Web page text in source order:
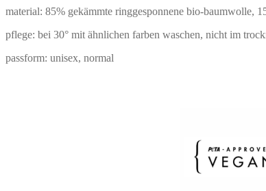
material: 85% gekämmte ringgesponnene bio-baumwolle,
pflege: bei 30° mit ähnlichen farben waschen, nicht im
passform: unisex, normal